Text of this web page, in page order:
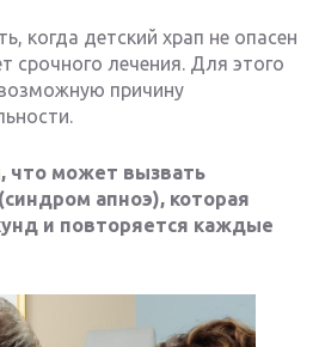
когда детский храп не опасен
срочного лечения. Для этого
причину
что может вызвать
апноэ), которая
и повторяется каждые